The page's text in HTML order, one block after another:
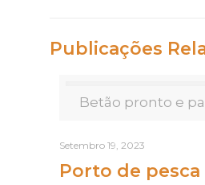
Publicações
Betão pronto e
Setembro 19, 2023
Porto de pesca